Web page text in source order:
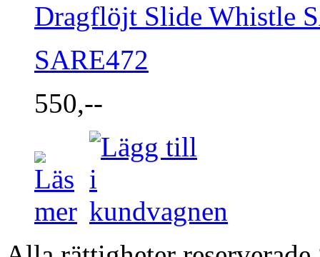
Dragflöjt Slide Whistle
SARE472
550,--